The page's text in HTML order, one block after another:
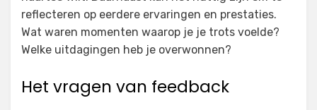
reflecteren op eerdere ervaringen en prestaties.
Wat waren momenten waarop je je trots voelde?
Welke uitdagingen heb je overwonnen?
Het vragen van feedback